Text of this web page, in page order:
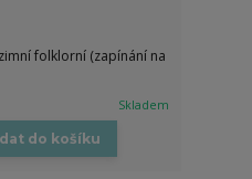
folklorní (zapínání na
Skladem
do košíku